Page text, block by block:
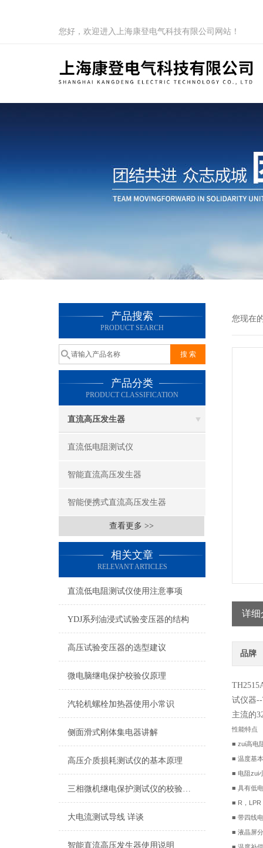
您好，欢迎进入上海康登电气科技有限公司网站！
产品搜索
PRODUCT SEARCH
产品分类
PRODUCT CLASSIFICATION
直流高压发生器
直流低电阻测试仪
智能直流高压发生器
智能便携式直流高压发生器
查看更多 >>
相关文章
RELEVANT ARTICLES
直流低电阻测试仪使用注意事项
YDJ系列油浸式试验变压器的结构
高压试验变压器的选型建议
微电脑继电保护校验仪原理
汽轮机螺栓加热器使用小常识
侧面滑式刚体集电器讲解
高压介质损耗测试仪的基本原理
三相微机继电保护测试仪的校验工作
大电流测试导线 详谈
智能直流高压发生器使用说明
您现在
详细
品牌
试仪器
主流的
性能特点
■ zui高电
■ 温度基
■ 电阻zui
■ 具有低
■ R，
■ 带四线
■ 液晶屏